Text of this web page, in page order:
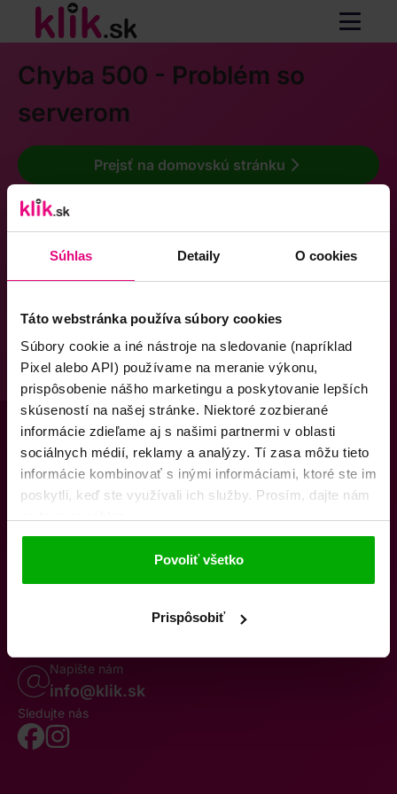
Súhlas Detaily O cookies
Táto webstránka používa súbory cookies
Súbory cookie a iné nástroje na sledovanie (napríklad
Pixel alebo API) používame na meranie výkonu,
prispôsobenie nášho marketingu a poskytovanie lepších
skúseností na našej stránke. Niektoré zozbierané
informácie zdieľame aj s našimi partnermi v oblasti
sociálnych médií, reklamy a analýzy. Tí zasa môžu tieto
informácie kombinovať s inými informáciami, ktoré ste im
poskytli, keď ste využívali ich služby. Prosím, dajte nám
Povoliť všetko
Prispôsobiť
Chyba 500 - Problém so
serverom
Prejsť na domovskú stránku
O násKontaktyK stiahnutiuObchodné podmienky
Odstúpenie od zmluvy
Oznámenie o cezhraničnej fúziiReklamačný poriadok
Volajte po–pia 8–19
Napište nám
info@klik.sk
Sledujte nás